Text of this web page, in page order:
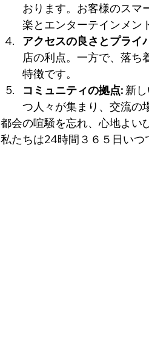
おります。お客様のスマ
楽とエンターテインメン
アクセスの良さとプライ
店の利点。一方で、落ち
特徴です。
コミュニティの拠点: 新
つ人々が集まり、交流の
都会の喧騒を忘れ、心地よい
私たちは24時間３６５日いつ